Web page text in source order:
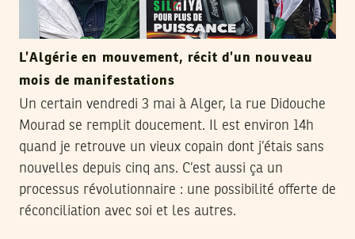
L’Algérie en mouvement, récit d’un nouveau
mois de manifestations
Un certain vendredi 3 mai à Alger, la rue Didouche
Mourad se remplit doucement. Il est environ 14h
quand je retrouve un vieux copain dont j’étais sans
nouvelles depuis cinq ans. C’est aussi ça un
processus révolutionnaire : une possibilité offerte de
réconciliation avec soi et les autres.